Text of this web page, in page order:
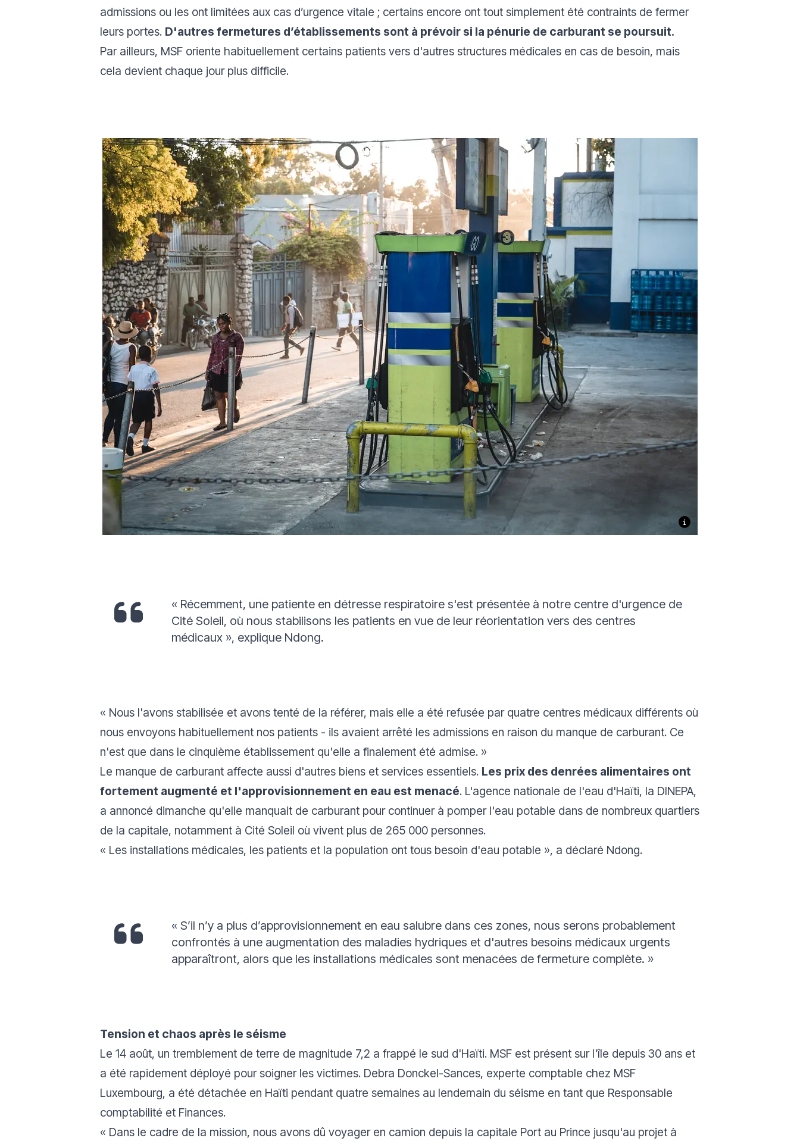
admissions ou les ont limitées aux cas d’urgence vitale ; certains encore ont tout simplement été contraints de fermer
leurs portes. D'autres fermetures d’établissements sont à prévoir si la pénurie de carburant se poursuit.
Par ailleurs, MSF oriente habituellement certains patients vers d'autres structures médicales en cas de besoin, mais
cela devient chaque jour plus difficile.
« Récemment, une patiente en détresse respiratoire s'est présentée à notre centre d'urgence de
Cité Soleil, où nous stabilisons les patients en vue de leur réorientation vers des centres
médicaux », explique Ndong.
« Nous l'avons stabilisée et avons tenté de la référer, mais elle a été refusée par quatre centres médicaux différents où
nous envoyons habituellement nos patients - ils avaient arrêté les admissions en raison du manque de carburant. Ce
n'est que dans le cinquième établissement qu'elle a finalement été admise. »
Le manque de carburant affecte aussi d'autres biens et services essentiels. Les prix des denrées alimentaires ont
fortement augmenté et l'approvisionnement en eau est menacé. L'agence nationale de l'eau d'Haïti, la DINEPA,
a annoncé dimanche qu'elle manquait de carburant pour continuer à pomper l'eau potable dans de nombreux quartiers
de la capitale, notamment à Cité Soleil où vivent plus de 265 000 personnes.
« Les installations médicales, les patients et la population ont tous besoin d'eau potable », a déclaré Ndong.
« S’il n’y a plus d’approvisionnement en eau salubre dans ces zones, nous serons probablement
confrontés à une augmentation des maladies hydriques et d'autres besoins médicaux urgents
apparaîtront, alors que les installations médicales sont menacées de fermeture complète. »
Tension et chaos après le séisme
Le 14 août, un tremblement de terre de magnitude 7,2 a frappé le sud d'Haïti. MSF est présent sur l'île depuis 30 ans et
a été rapidement déployé pour soigner les victimes. Debra Donckel-Sances, experte comptable chez MSF
Luxembourg, a été détachée en Haïti pendant quatre semaines au lendemain du séisme en tant que Responsable
comptabilité et Finances.
« Dans le cadre de la mission, nous avons dû voyager en camion depuis la capitale Port au Prince jusqu'au projet à